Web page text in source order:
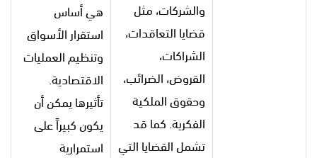
والشركات، مثل
قضايا التعاقدات،
الشراكات،
القروض، الضرائب،
وحقوق الملكية
الفكرية. كما قد
تشمل القضايا التي
هي أساس
استقرار الأسواق
وتنظيم العمليات
الاقتصادية.
تأثيرها يمكن أن
يكون كبيراً على
استمرارية